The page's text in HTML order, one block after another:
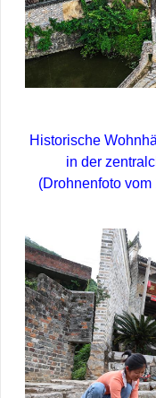
Historische
in der
(Drohnenfoto